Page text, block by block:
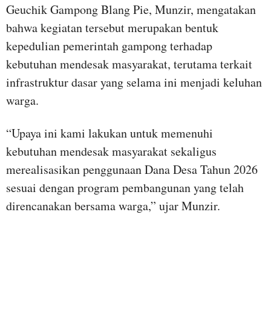
Geuchik Gampong Blang Pie, Munzir, mengatakan
bahwa kegiatan tersebut merupakan bentuk
kepedulian pemerintah gampong terhadap
kebutuhan mendesak masyarakat, terutama terkait
infrastruktur dasar yang selama ini menjadi keluhan
warga.
“Upaya ini kami lakukan untuk memenuhi
kebutuhan mendesak masyarakat sekaligus
merealisasikan penggunaan Dana Desa Tahun 2026
sesuai dengan program pembangunan yang telah
direncanakan bersama warga,” ujar Munzir.